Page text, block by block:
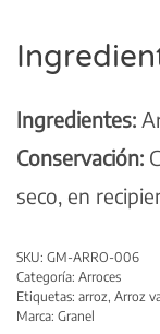
Ingredientes:
Conservación:
seco, en
SKU: GM-ARRO-006
Categoría: Arroces
Etiquetas: arroz, Arroz
Marca: Granel